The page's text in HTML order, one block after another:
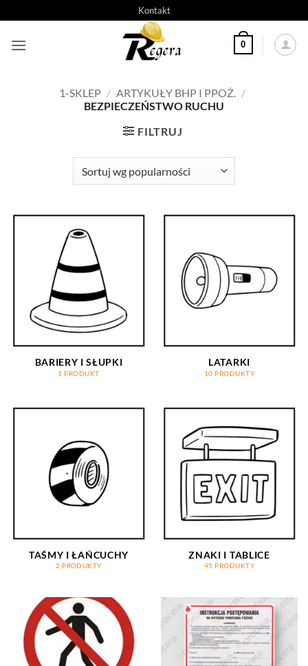
do
treści
Kontakt
0
1-SKLEP / ARTYKUŁY BHP I PPOŻ. /
BEZPIECZEŃSTWO RUCHU
FILTRUJ
BARIERY I SŁUPKI
1 PRODUKT
LATARKI
10 PRODUKTY
TAŚMY I ŁAŃCUCHY
2 PRODUKTY
ZNAKI I TABLICE
45 PRODUKTY